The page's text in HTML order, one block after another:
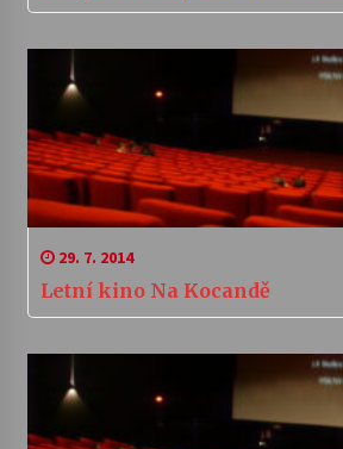
29. 7. 2014
Letní kino Na Kocandě